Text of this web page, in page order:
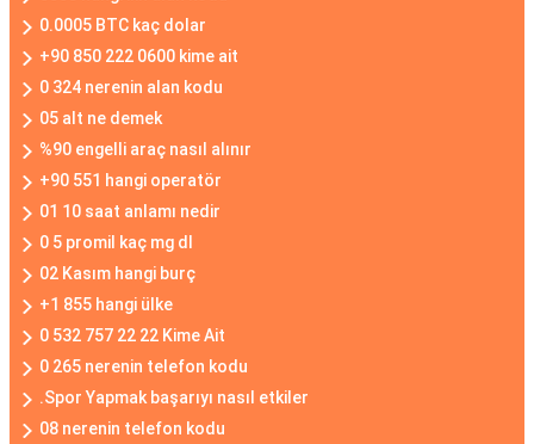
0.0005 BTC kaç dolar
+90 850 222 0600 kime ait
0 324 nerenin alan kodu
05 alt ne demek
%90 engelli araç nasıl alınır
+90 551 hangi operatör
01 10 saat anlamı nedir
0 5 promil kaç mg dl
02 Kasım hangi burç
+1 855 hangi ülke
0 532 757 22 22 Kime Ait
0 265 nerenin telefon kodu
.Spor Yapmak başarıyı nasıl etkiler
08 nerenin telefon kodu